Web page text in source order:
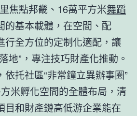
焦點邦畿、16萬平方米舞蹈
的基本載體，在空間、配
行全方位的定制化適配，讓
地”，專注技巧財產化推動。
依托社區“非常鐘立異辦事圈”
米孵化空間的全體布局，清
目和財產鏈高低游企業能在